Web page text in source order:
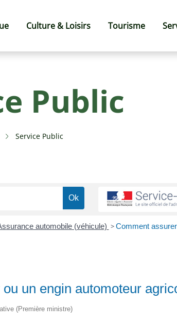
Culture & Loisirs Tourisme
Public
Service Public
automobile (véhicule) > Comment
un engin automoteur
(Première ministre)